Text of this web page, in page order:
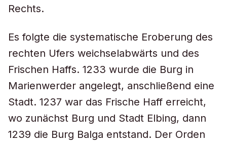
Rechts.
Es folgte die systematische Eroberung des
rechten Ufers weichselabwärts und des
Frischen Haffs. 1233 wurde die Burg in
Marienwerder angelegt, anschließend eine
Stadt. 1237 war das Frische Haff erreicht,
wo zunächst Burg und Stadt Elbing, dann
1239 die Burg Balga entstand. Der Orden